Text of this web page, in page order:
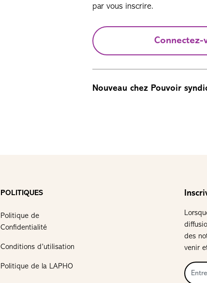
par vous inscrire.
Connectez-
Nouveau chez Pouvoir
POLITIQUES
Politique de
Confidentialité
Conditions d’utilisation
Politique de la LAPHO
des
venir